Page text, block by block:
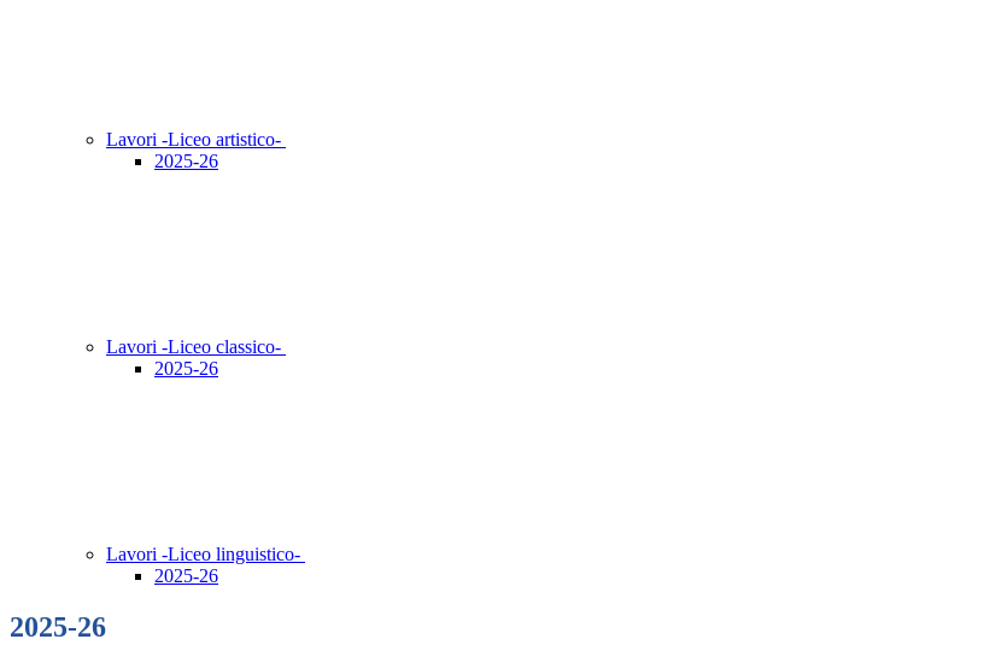
Lavori -Liceo artistico-
2025-26
Lavori -Liceo classico-
2025-26
Lavori -Liceo linguistico-
2025-26
2025-26